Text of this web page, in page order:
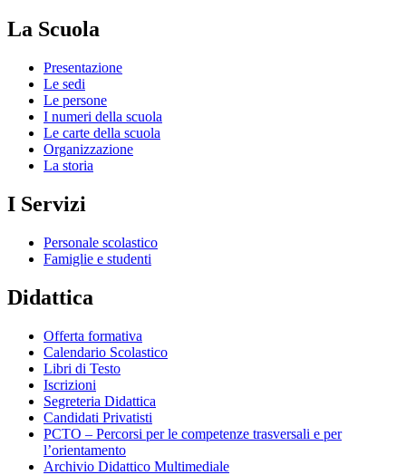
La Scuola
Presentazione
Le sedi
Le persone
I numeri della scuola
Le carte della scuola
Organizzazione
La storia
I Servizi
Personale scolastico
Famiglie e studenti
Didattica
Offerta formativa
Calendario Scolastico
Libri di Testo
Iscrizioni
Segreteria Didattica
Candidati Privatisti
PCTO – Percorsi per le competenze trasversali e per
l’orientamento
Archivio Didattico Multimediale